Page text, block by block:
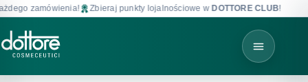
zamówienia! Zbieraj punkty lojalnościowe wDOTTORE CLUB!